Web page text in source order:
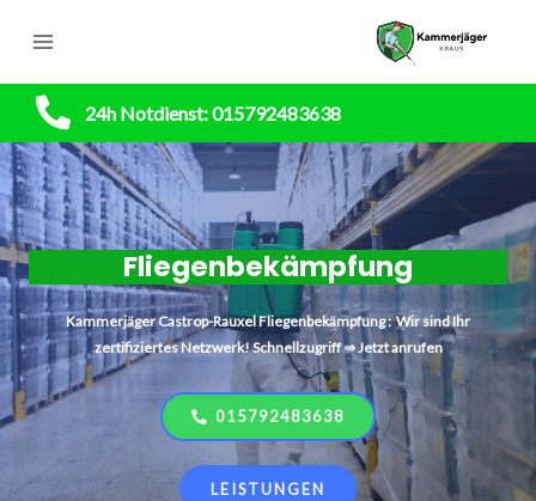
24h Notdienst: 015792483638
Fliegenbekämpfung
KammerjägerCastrop-RauxelFliegenbekämpfung : Wir sind Ihr
zertifiziertes Netzwerk! Schnellzugriff ⇒ Jetzt anrufen
015792483638
LEISTUNGEN